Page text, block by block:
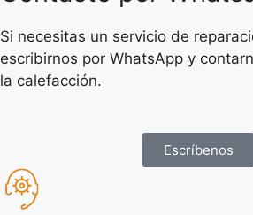
Si necesitas un servicio de
escribirnos por WhatsApp y
la calefacción.
Escríbenos